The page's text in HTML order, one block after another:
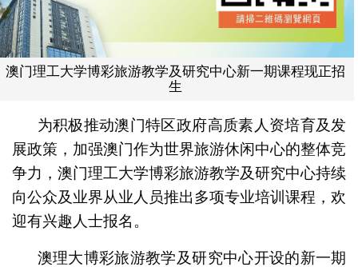
澳门理工大学博彩旅游教学及研究中心新一期课程现正招
生
为积极推动澳门特区政府高质素人资培育及发
展政策，加强澳门作为世界旅游休闲中心的整体竞
争力，澳门理工大学博彩旅游教学及研究中心持续
向公众及业界从业人员推出多项专业培训课程，欢
迎有兴趣人士报名。
澳理大博彩旅游教学及研究中心开设的新一期